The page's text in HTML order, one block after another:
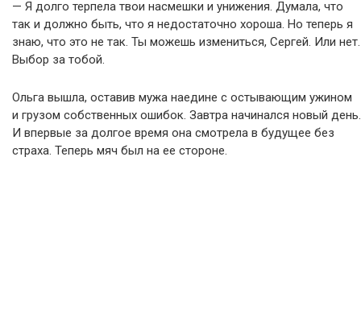
— Я долго терпела твои насмешки и унижения. Думала, что
так и должно быть, что я недостаточно хороша. Но теперь я
знаю, что это не так. Ты можешь измениться, Сергей. Или нет.
Выбор за тобой.
Ольга вышла, оставив мужа наедине с остывающим ужином
и грузом собственных ошибок. Завтра начинался новый день.
И впервые за долгое время она смотрела в будущее без
страха. Теперь мяч был на ее стороне.